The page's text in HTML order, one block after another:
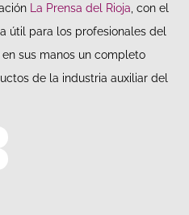
La Prensa del Rioja , con el
útil para los profesionales del
sus manos un completo
de la industria auxiliar del